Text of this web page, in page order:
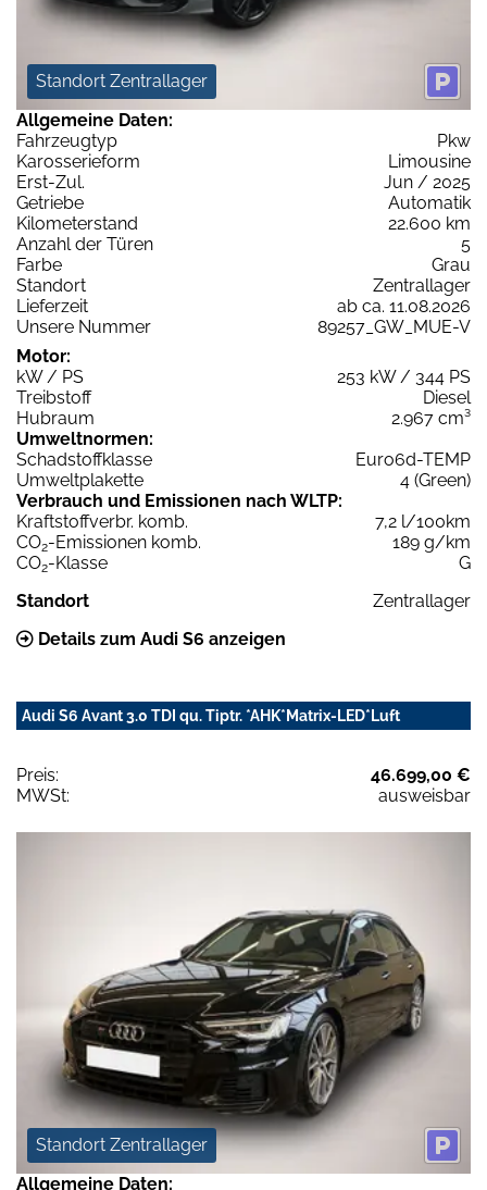
Standort Zentrallager
Allgemeine Daten:
Fahrzeugtyp
Pkw
Karosserieform
Limousine
Erst-Zul.
Jun / 2025
Getriebe
Automatik
Kilometerstand
22.600 km
Anzahl der Türen
5
Farbe
Grau
Standort
Zentrallager
Lieferzeit
ab ca. 11.08.2026
Unsere Nummer
89257_GW_MUE-V
Motor:
kW / PS
253 kW / 344 PS
Treibstoff
Diesel
Hubraum
2.967 cm³
Umweltnormen:
Schadstoffklasse
Euro6d-TEMP
Umweltplakette
4 (Green)
Verbrauch und Emissionen nach WLTP:
Kraftstoffverbr. komb.
7,2 l/100km
CO2-Emissionen komb.
189 g/km
CO2-Klasse
G
Standort
Zentrallager
Details zum Audi S6 anzeigen
Audi S6 Avant 3.0 TDI qu. Tiptr. *AHK*Matrix-LED*Luft
Preis:
46.699,00 €
MWSt:
ausweisbar
Standort Zentrallager
Allgemeine Daten: